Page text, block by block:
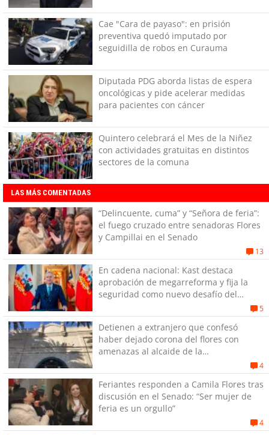
Cae "Cara de payaso": en prisión
preventiva quedó imputado por
seguidilla de robos en Curauma
Diputada PDG aborda listas de espera
oncológicas y pide acelerar medidas
para pacientes con cáncer
Quintero celebrará el Mes de la Niñez
con actividades gratuitas en distintos
sectores de la comuna
LAS MÁS COMENTADAS
“Delincuente, cuma” y “Señora de feria”:
el fuego cruzado entre senadoras Flores
y Campillai en el Senado
13
En cadena nacional: Kast destaca
aprobación de megarreforma y fija la
seguridad como nuevo desafío del
5
Detienen a extranjero que confesó
haber dejado corona del flores con
amenazas al alcaide de la
4
Feriantes responden a Camila Flores tras
discusión en el Senado: “Ser mujer de
feria es un orgullo”
4